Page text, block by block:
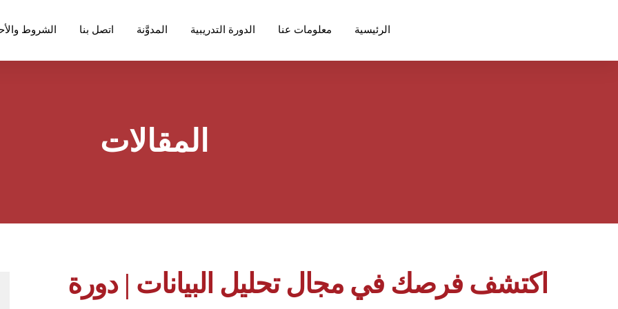
الرئيسية معلومات عنا الدورة التدريبية المدوَّنة اتصل بنا الشروط
المقالات
اكتشف فرصك في مجال تحليل البيانات | دورة